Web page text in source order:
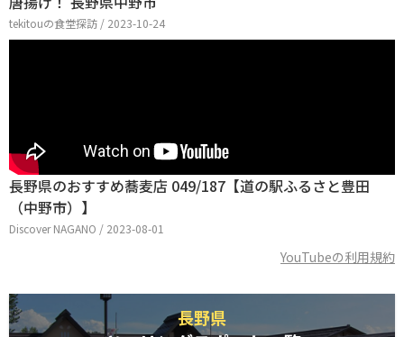
tekitouの食堂探訪 / 2023-10-24
長野県のおすすめ蕎麦店 049/187【道の駅ふるさと豊田
（中野市）】
Discover NAGANO / 2023-08-01
YouTubeの利用規約
長野県